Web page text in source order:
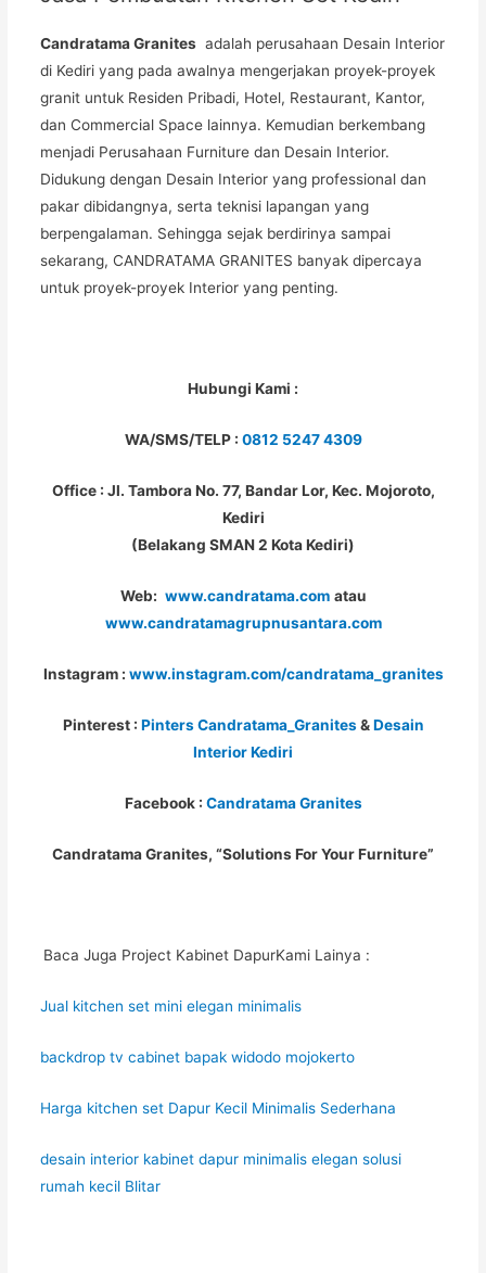
Candratama Granites adalah perusahaan Desain Interior
di Kediri yang pada awalnya mengerjakan proyek-proyek
granit untuk Residen Pribadi, Hotel, Restaurant, Kantor,
dan Commercial Space lainnya. Kemudian berkembang
menjadi Perusahaan Furniture dan Desain Interior.
Didukung dengan Desain Interior yang professional dan
pakar dibidangnya, serta teknisi lapangan yang
berpengalaman. Sehingga sejak berdirinya sampai
sekarang, CANDRATAMA GRANITES banyak dipercaya
untuk proyek-proyek Interior yang penting.
Hubungi Kami :
WA/SMS/TELP : 0812 5247 4309
Office : Jl. Tambora No. 77, Bandar Lor, Kec. Mojoroto,
Kediri
(Belakang SMAN 2 Kota Kediri)
Web: www.candratama.com atau
www.candratamagrupnusantara.com
Instagram : www.instagram.com/candratama_granites
Pinterest : Pinters Candratama_Granites&Desain
Interior Kediri
Facebook : Candratama Granites
Candratama Granites, “Solutions For Your Furniture”
Baca Juga Project Kabinet DapurKami Lainya :
Jual kitchen set mini elegan minimalis
backdrop tv cabinet bapak widodo mojokerto
Harga kitchen set Dapur Kecil Minimalis Sederhana
desain interior kabinet dapur minimalis elegan solusi
rumah kecil Blitar